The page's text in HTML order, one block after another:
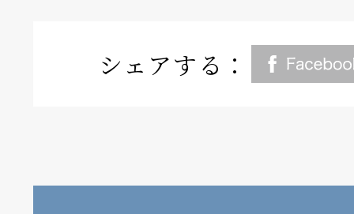
シェアする：